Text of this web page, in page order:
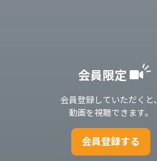
会員限定
会員登録していただくと、
動画を視聴できます。
会員登録する